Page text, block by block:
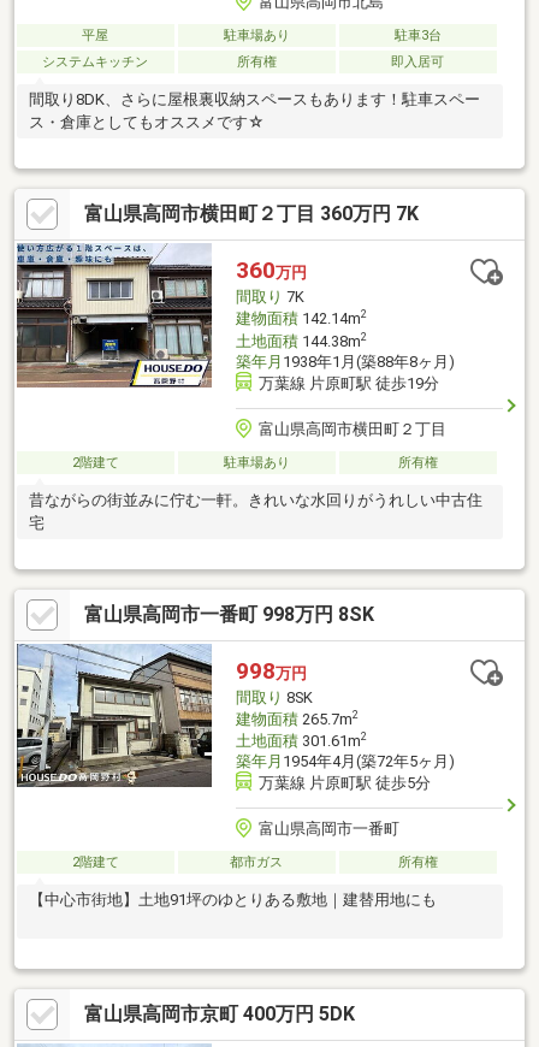
平屋 駐車場あり
駐車3台
システムキッチン
所有権 即入居可
間取り8DK、さらに屋根裏収納スペースもあります！駐車スペー
ス・倉庫としてもオススメです☆
富山県高岡市横田町２丁目 360万円 7K
360万円
間取り 7K
建物面積142.14m2
土地面積144.38m2
築年月 1938年1月(築88年8ヶ月)
万葉線 片原町駅 徒歩19分
富山県高岡市横田町２丁目
2階建て 駐車場あり 所有権
昔ながらの街並みに佇む一軒。きれいな水回りがうれしい中古住
宅
富山県高岡市一番町 998万円 8SK
998万円
間取り 8SK
建物面積265.7m2
土地面積301.61m2
築年月 1954年4月(築72年5ヶ月)
万葉線 片原町駅 徒歩5分
富山県高岡市一番町
2階建て 都市ガス 所有権
【中心市街地】土地91坪のゆとりある敷地｜建替用地にも
富山県高岡市京町 400万円 5DK